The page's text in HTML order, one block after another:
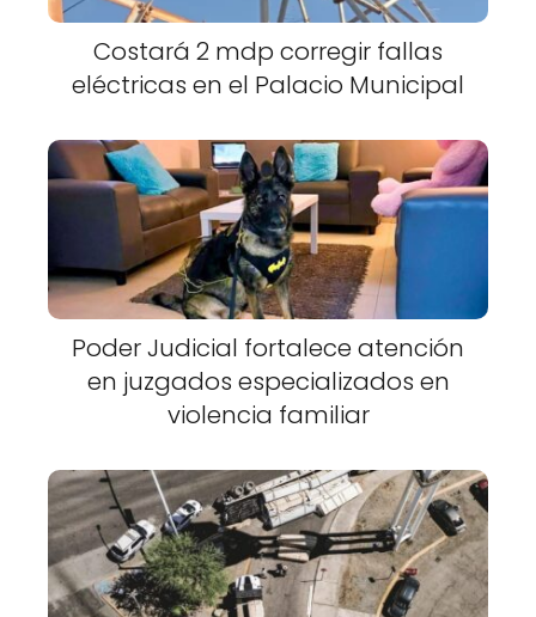
Costará 2 mdp corregir fallas
eléctricas en el Palacio Municipal
Poder Judicial fortalece atención
en juzgados especializados en
violencia familiar